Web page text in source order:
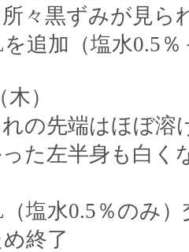
々黒ずみが見ら
追加（塩水0.5％
）
の先端はほぼ溶
た左半身も白く
塩水0.5％のみ
終了